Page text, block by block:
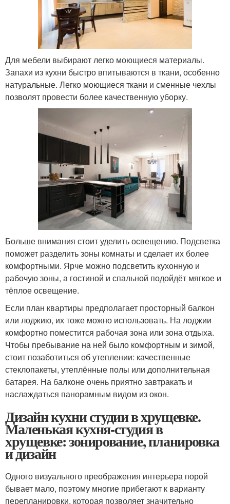
Для мебели выбирают легко моющиеся материалы.
Запахи из кухни быстро впитываются в ткани, особенно
натуральные. Легко моющиеся ткани и сменные чехлы
позволят провести более качественную уборку.
Больше внимания стоит уделить освещению. Подсветка
поможет разделить зоны комнаты и сделает их более
комфортными. Ярче можно подсветить кухонную и
рабочую зоны, а гостиной и спальной подойдёт мягкое и
тёплое освещение.
Если план квартиры предполагает просторный балкон
или лоджию, их тоже можно использовать. На лоджии
комфортно поместится рабочая зона или зона отдыха.
Чтобы пребывание на ней было комфортным и зимой,
стоит позаботиться об утеплении: качественные
стеклопакеты, утеплённые полы или дополнительная
батарея. На балконе очень приятно завтракать и
наслаждаться панорамным видом из окон.
Дизайн кухни студии в хрущевке.
Маленькая кухня-студия в
хрущевке: зонирование, планировка
и дизайн
Одного визуального преображения интерьера порой
бывает мало, поэтому многие прибегают к варианту
перепланировки, которая позволяет значительно